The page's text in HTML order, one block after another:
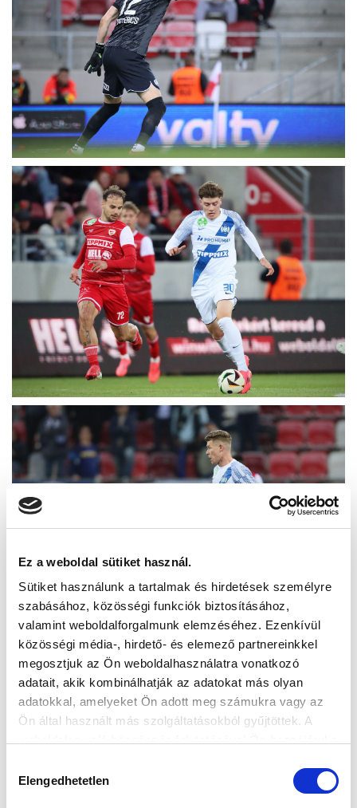
Ez a weboldal sütiket használ.
Sütiket használunk a tartalmak és hirdetések személyre
szabásához, közösségi funkciók biztosításához,
valamint weboldalforgalmunk elemzéséhez. Ezenkívül
közösségi média-, hirdető- és elemező partnereinkkel
megosztjuk az Ön weboldalhasználatra vonatkozó
adatait, akik kombinálhatják az adatokat más olyan
adatokkal, amelyeket Ön adott meg számukra vagy az
Ön által használt más szolgáltatásokból gyűjtöttek. A
kiválasztása
Elengedhetetlen